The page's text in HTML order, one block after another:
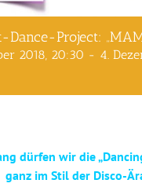
Dance-Project:
2018, 20:30 - 4.
dürfen wir die
ganz im Stil der Disco-